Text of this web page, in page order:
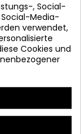
, Social-
Media-
verwendet,
Cookies und